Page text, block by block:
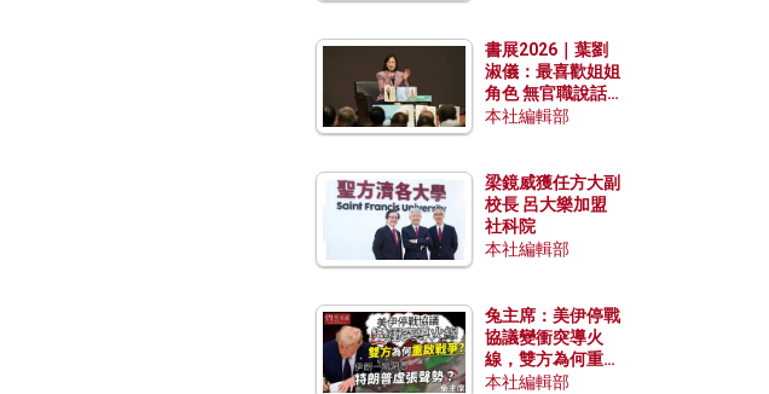
書展2026｜葉劉
淑儀：最喜歡姐姐
角色 無官職說話
包袱少
本社編輯部
梁鏡威獲任方大副
校長 呂大樂加盟
社科院
本社編輯部
兔主席：美伊停戰
協議變衝突導火
線，雙方為何重啟
戰爭？伊朗一早洞
本社編輯部